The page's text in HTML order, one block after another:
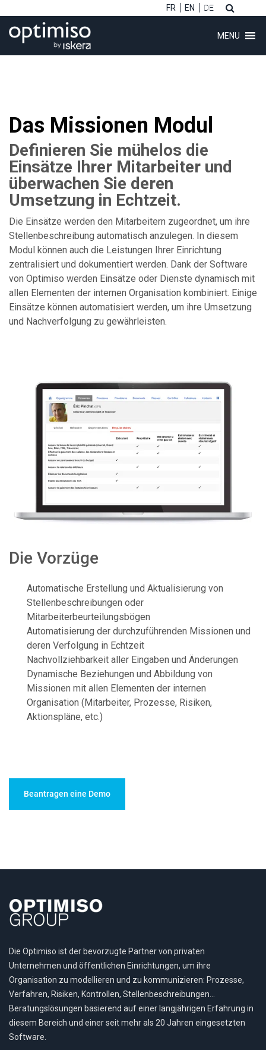
(Software)
(Kunden)
(Beratung)
(Über uns)
FR EN DE
MENU
Das Missionen Modul
Definieren Sie mühelos die
Einsätze Ihrer Mitarbeiter und
überwachen Sie deren
Umsetzung in Echtzeit.
Die Einsätze werden den Mitarbeitern zugeordnet, um ihre
Stellenbeschreibung automatisch anzulegen. In diesem
Modul können auch die Leistungen Ihrer Einrichtung
zentralisiert und dokumentiert werden. Dank der Software
von Optimiso werden Einsätze oder Dienste dynamisch mit
allen Elementen der internen Organisation kombiniert. Einige
Einsätze können automatisiert werden, um ihre Umsetzung
und Nachverfolgung zu gewährleisten.
Die Vorzüge
Automatische Erstellung und Aktualisierung von
Stellenbeschreibungen oder
Mitarbeiterbeurteilungsbögen
Automatisierung der durchzuführenden Missionen und
deren Verfolgung in Echtzeit
Nachvollziehbarkeit aller Eingaben und Änderungen
Dynamische Beziehungen und Abbildung von
Missionen mit allen Elementen der internen
Organisation (Mitarbeiter, Prozesse, Risiken,
Aktionspläne, etc.)
Beantragen eine Demo
Die Optimiso ist der bevorzugte Partner von privaten
Unternehmen und öffentlichen Einrichtungen, um ihre
Organisation zu modellieren und zu kommunizieren: Prozesse,
Verfahren, Risiken, Kontrollen, Stellenbeschreibungen…
Beratungslösungen basierend auf einer langjährigen Erfahrung in
diesem Bereich und einer seit mehr als 20 Jahren eingesetzten
Software.